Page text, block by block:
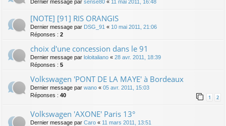
Dernier message par sense80 « 11 mai 2011, 16:48
[NOTE] [91] RIS ORANGIS
Dernier message par DSG_91 « 10 mai 2011, 21:06
Réponses : 2
choix d'une concession dans le 91
Dernier message par loloitaliano « 28 avr. 2011, 18:39
Réponses : 5
Volkswagen 'PONT DE LA MAYE' à Bordeaux
Dernier message par wano « 05 avr. 2011, 15:03
Réponses : 40 1 2
Volkswagen 'AXONE' Paris 13°
Dernier message par Caro « 11 mars 2011, 13:51